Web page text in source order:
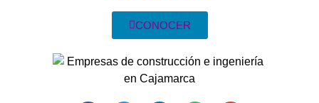
CONOCER